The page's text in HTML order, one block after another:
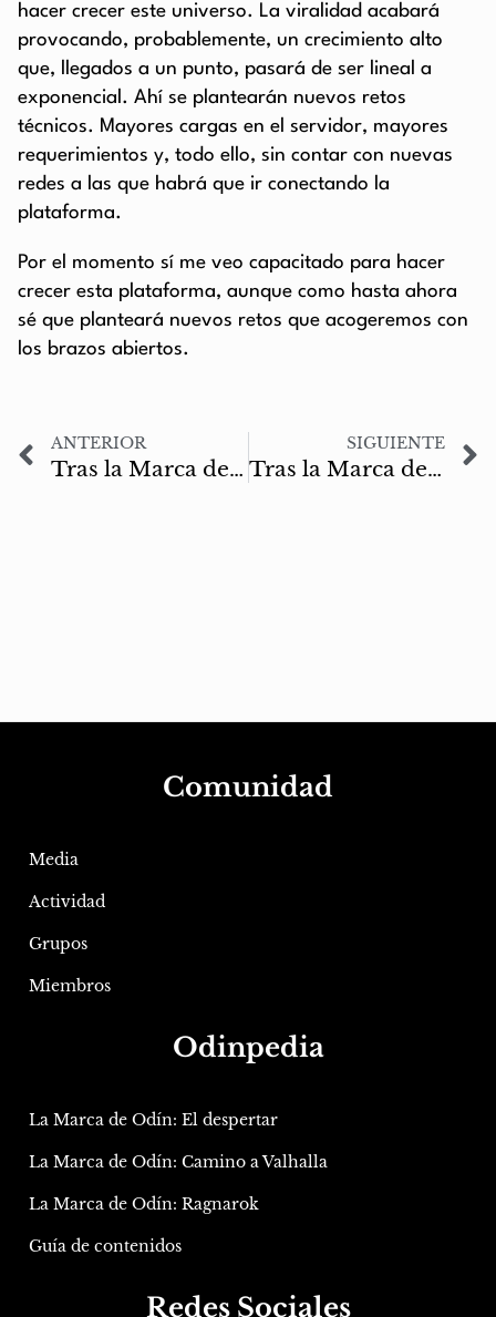
hacer crecer este universo. La viralidad acabará
provocando, probablemente, un crecimiento alto
que, llegados a un punto, pasará de ser lineal a
exponencial. Ahí se plantearán nuevos retos
técnicos. Mayores cargas en el servidor, mayores
requerimientos y, todo ello, sin contar con nuevas
redes a las que habrá que ir conectando la
plataforma.
Por el momento sí me veo capacitado para hacer
crecer esta plataforma, aunque como hasta ahora
sé que planteará nuevos retos que acogeremos con
los brazos abiertos.
ANTERIOR
Tras la Marca de Odín #04: El arte del X-56 Fénix
SIGUIENTE
Tras la Marca de Odín #06: Entrevista a Manuel Rico
Comunidad
Media
Actividad
Grupos
Miembros
Odinpedia
La Marca de Odín: El despertar
La Marca de Odín: Camino a Valhalla
La Marca de Odín: Ragnarok
Guía de contenidos
Redes Sociales